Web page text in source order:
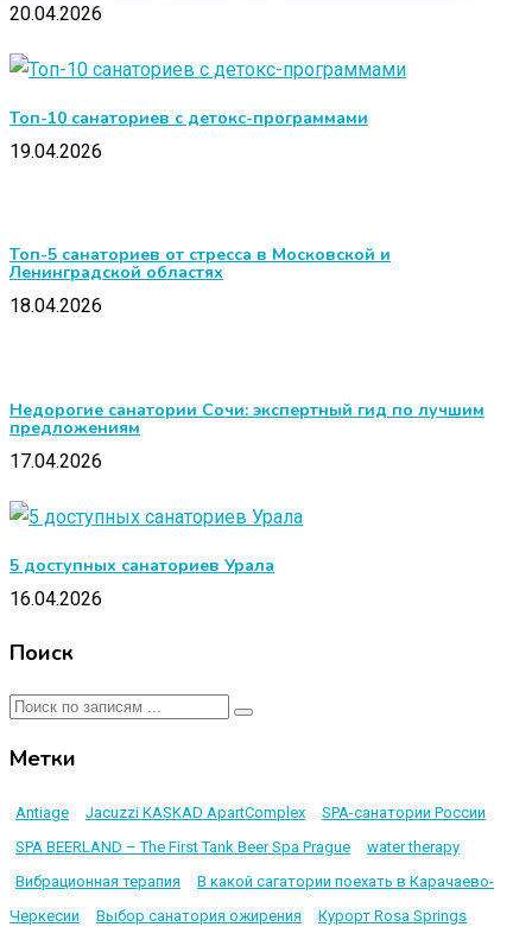
20.04.2026
Топ-10 санаториев с детокс-программами
19.04.2026
Топ-5 санаториев от стресса в Московской и
Ленинградской областях
18.04.2026
Недорогие санатории Сочи: экспертный гид по лучшим
предложениям
17.04.2026
5 доступных санаториев Урала
16.04.2026
Поиск
Метки
Antiage Jacuzzi KASKAD ApartComplex
SPA-санатории России
SPA BEERLAND – The First Tank Beer Spa Prague
water therapy
Вибрационная терапия
В какой сагатории поехать в Карачаево-
Черкесии
Выбор санатория ожирения
Курорт Rosa Springs